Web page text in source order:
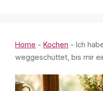
Home - Kochen - Ich
weggeschüttet, bis mir